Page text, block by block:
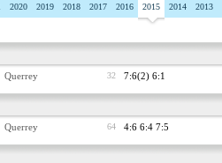
2020 2019 2018 2017 2016 2015 2014 2013
Querrey 32 7:6(2) 6:1
Querrey 64 4:6 6:4 7:5